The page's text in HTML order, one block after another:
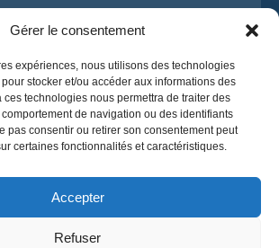
Gérer le consentement
expériences, nous utilisons des technologies
stocker et/ou accéder aux informations des
technologies nous permettra de traiter des
de navigation ou des identifiants
pas consentir ou retirer son consentement peut
certaines fonctionnalités et caractéristiques.
Accepter
Refuser
lapolitique de confidentialité
Obtenez un devis
Obtenez un devis